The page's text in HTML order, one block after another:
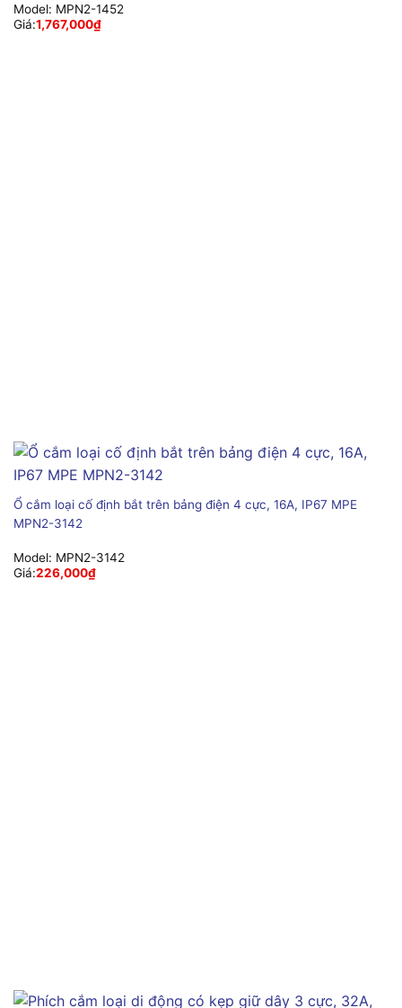
Model: MPN2-1452
Giá:1,767,000₫
Ổ cắm loại cố định bắt trên bảng điện 4 cực, 16A, IP67 MPE
MPN2-3142
Model: MPN2-3142
Giá:226,000₫